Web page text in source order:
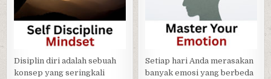
Disiplin diri adalah sebuah
konsep yang seringkali
Setiap hari Anda merasakan
banyak emosi yang berbeda